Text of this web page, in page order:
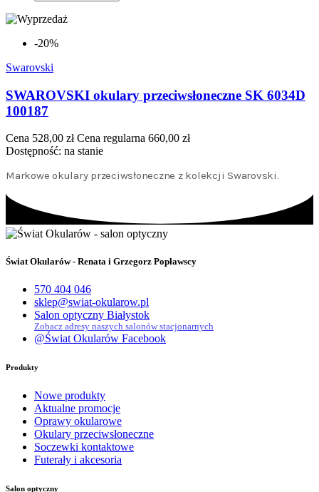
-20%
Swarovski
SWAROVSKI okulary przeciwsłoneczne SK 6034D
100187
Cena 528,00 zł Cena regularna 660,00 zł
Dostępność: na stanie
Markowe okulary przeciwsłoneczne z kolekcji Swarovski.
Świat Okularów - Renata i Grzegorz Popławscy
570 404 046
sklep@swiat-okularow.pl
Salon optyczny Białystok
Zobacz adresy naszych salonów stacjonarnych
@Świat Okularów Facebook
Produkty
Nowe produkty
Aktualne promocje
Oprawy okularowe
Okulary przeciwsłoneczne
Soczewki kontaktowe
Futerały i akcesoria
Salon optyczny